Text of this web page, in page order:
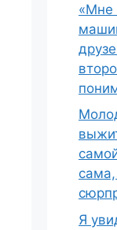
«Мне
Я